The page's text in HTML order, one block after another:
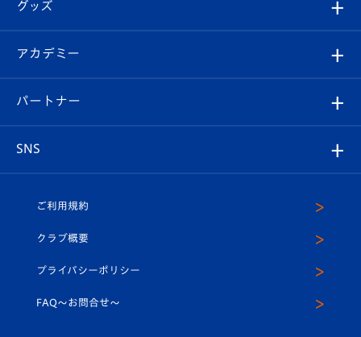
チケット
イベント
メディア
ホームタウン
スタッフプロフィール
マスコット紹介
平和祈念活動
Revive Team
ヴィヴィくんの長崎おもてなしガイド
フォトギャラリー
スタジアムグルメ
V-LOVERS（ファンクラブ）
プレイヤーズスイート
グッズ
オンラインショップ
店舗情報
アカデミー
育成からのお知らせ
U-18
スクール
パートナー
SNS
ヴィヴィくんインスタグラム
公式LINE＠
ご利用規約
クラブ概要
プライバシーポリシー
FAQ〜お問合せ〜